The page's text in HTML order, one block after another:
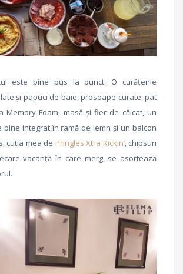
este bine pus la punct. O curățenie
și papuci de baie, prosoape curate, pat
Memory Foam, masă și fier de călcat, un
integrat în ramă de lemn și un balcon
cutia mea de Pringles Xtra Kickin’, chipsuri
vacanță în care merg, se asortează